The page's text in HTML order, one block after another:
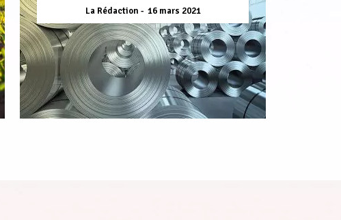
La Rédaction 16 mars 2021